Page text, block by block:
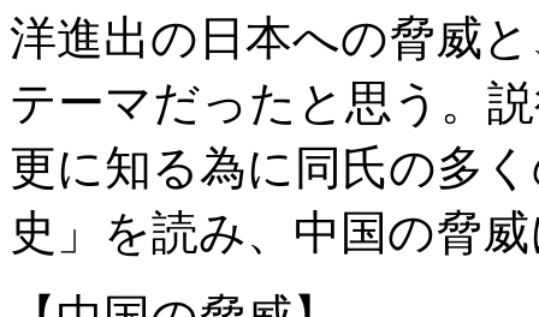
オンとの大祖国戦争に終止符、１９０４年の日露戦争、第１次世界大戦で食料・燃料
の間で、今度は「無神論」を掲げるソビエト政権により厳しい弾圧を受ける。 ・１
支援して１０００年祝賀祭を開催。教会の権威が急速に復活。 日本は明治新政府によ
並みも教会を中心にしてカラフルで整然としていて、本当に美しい首都であった。勿
グは中心部の美術館・宮殿・教会の華やかさは格別だが、一方で自動車も多く道路の
そうだが、教会音楽、バレエ、民芸品等の文化度が高く、人々も素朴さを感じさせる
戦争の瀬戸際に立たされていても割と平然としていられる理由が何となく理解出来た
他の品を探したが、帰国後定番だがやはりマトリョーシカがロシア土産らしいと好評
っていたが、地図で見ると広いロシアの中のほんの西欧よりの一部に過ぎない事も再
経済制裁があった事は知っていたが関空で円をルーブルに替えていった。ところが少
いた。ドイツとロシアの関係は表面上はともかく意外に密接な事の証左だろう。この
る。これは戦後ずっと続いて来た米ドル・石油本位制への挑戦になるものであり米国
だし、今後どう展開していくのか経済に止まらず米国/ＮＡＴＯとロシアの軍事的衝
権構造に大転換を齎す可能性が強い歴史的な出来事と思われる。小競り合い程度で辛
治政府の発生、それを押し潰そうとするウクライナ政府軍の攻撃と、米国とロシアの
帰国後事態は緊迫度を増しとうとう７月１７日にはウクライナ東部上空１万メートル
洋進出の日本への脅威
テーマだったと思う。
更に知る為に同氏の多
史」を読み、中国の脅